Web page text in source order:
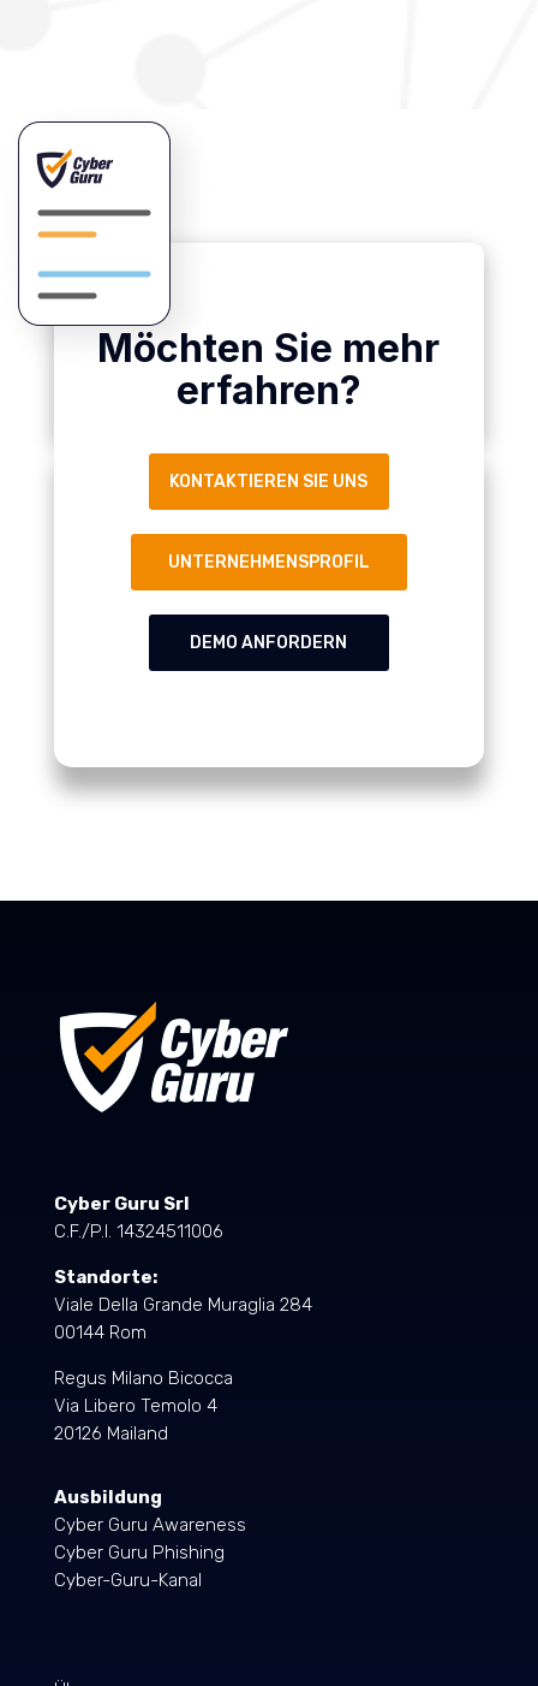
Möchten Sie mehr
erfahren?
KONTAKTIEREN SIE UNS
UNTERNEHMENSPROFIL
DEMO ANFORDERN
Cyber Guru Srl
C.F./P.I. 14324511006
Standorte:
Viale Della Grande Muraglia 284
00144 Rom
Regus Milano Bicocca
Via Libero Temolo 4
20126 Mailand
Ausbildung
Cyber Guru Awareness
Cyber Guru Phishing
Cyber-Guru-Kanal